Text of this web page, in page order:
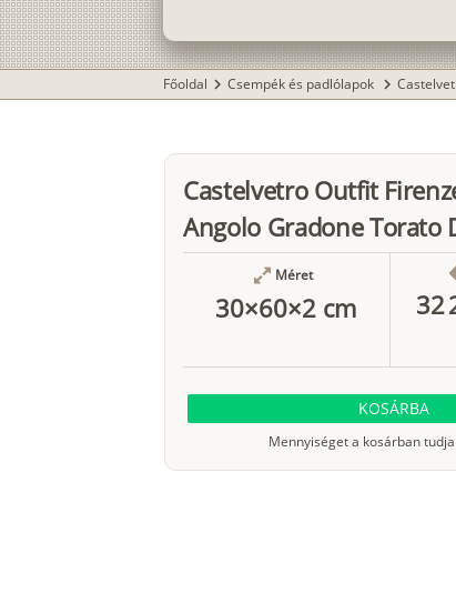
Főoldal chevron_right Csempék és padlólapok chevron_right
Castelvetro Outfit
Angolo Gradone Torato
Méret
30×60×2 cm 32
KOSÁRBA
Mennyiséget a kosárban